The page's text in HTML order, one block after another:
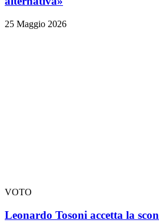
25 Maggio 2026
VOTO
Leonardo Tosoni accetta la